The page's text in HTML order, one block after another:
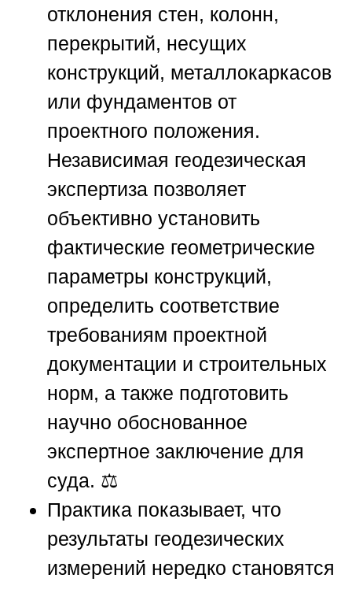
отклонения стен, колонн,
перекрытий, несущих
конструкций, металлокаркасов
или фундаментов от
проектного положения.
Независимая геодезическая
экспертиза позволяет
объективно установить
фактические геометрические
параметры конструкций,
определить соответствие
требованиям проектной
документации и строительных
норм, а также подготовить
научно обоснованное
экспертное заключение для
суда. ⚖️
Практика показывает, что
результаты геодезических
измерений нередко становятся